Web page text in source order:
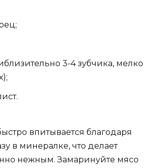
3-4 зубчика, мелко
впитывается благодаря
в минералке, что делает
нежным. Замаринуйте мясо